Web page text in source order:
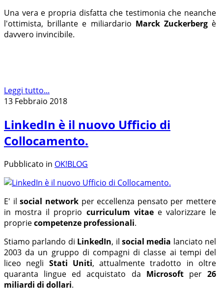
Una vera e propria disfatta che testimonia che neanche
l'ottimista, brillante e miliardario Marck Zuckerbergè
davvero invincibile.
Leggi tutto...
13 Febbraio 2018
LinkedIn è il nuovo Ufficio di
Collocamento.
Pubblicato in OK!BLOG
E' ilsocial networkper eccellenza pensato per mettere
in mostra il proprio curriculum vitaee valorizzare le
propriecompetenze professionali.
Stiamo parlando di LinkedIn, il social media lanciato nel
2003 da un gruppo di compagni di classe ai tempi del
liceo negli Stati Uniti, attualmente tradotto in oltre
quaranta lingue ed acquistato da Microsoftper26
miliardi di dollari.